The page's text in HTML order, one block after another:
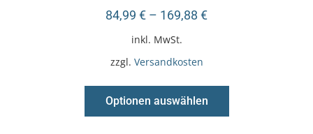
84,99 € – 169,88 €
inkl. MwSt.
zzgl. Versandkosten
Optionen auswählen